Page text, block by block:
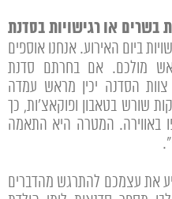
בשרים או רגישויות בסדנת
ביום האירוע. אנחנו אוספים
מולכם. אם בחרתם סדנת
בקהל, צוות הסדנה יכין מראש עמדה
שורש בטאבון ופוקאצ'ות, כך
באווירה. המטרה היא התאמה
את עצמכם להתרגש מהדברים